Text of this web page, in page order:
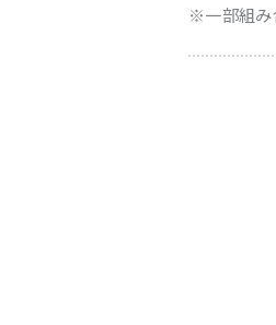
※一部組み